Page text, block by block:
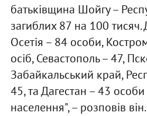
батьківщина Шойгу –
загиблих 87 на 100 тисяч.
Осетія – 84 особи,
осіб, Севастополь – 47,
Забайкальський край,
45, та Дагестан – 43
населення", – розповів він.